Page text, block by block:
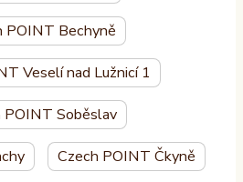
POINT Bechyně
Veselí nad Lužnicí 1
POINT Soběslav
Czech POINT Čkyně